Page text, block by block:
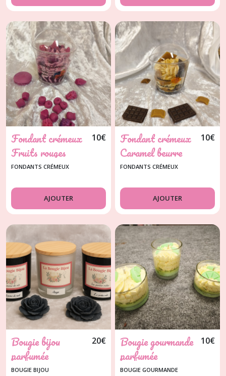
Fondant crémeux
Fruits rouges
10€
FONDANTS CRÉMEUX
AJOUTER
Fondant crémeux
Caramel beurre
salé
10€
FONDANTS CRÉMEUX
AJOUTER
Bougie bijou
parfumée
20€
BOUGIE BIJOU
Bougie gourmande
parfumée
Bergamote
10€
BOUGIE GOURMANDE